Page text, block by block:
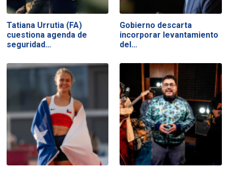
Tatiana Urrutia (FA)
cuestiona agenda de
seguridad…
Gobierno descarta
incorporar levantamiento
del…